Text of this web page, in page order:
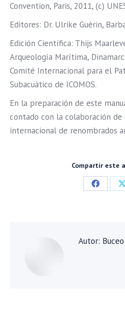
Convention, Paris, 2011, (c)
Editores: Dr. Ulrike Guèrin,
Edición Científica: Thijs
Arqueología Marítima,
Comité Internacional para el
Subacuático de ICOMOS.
En la preparación de este
contado con la colaboración de
internacional de renombrados
Compartir este
Share
Autor: